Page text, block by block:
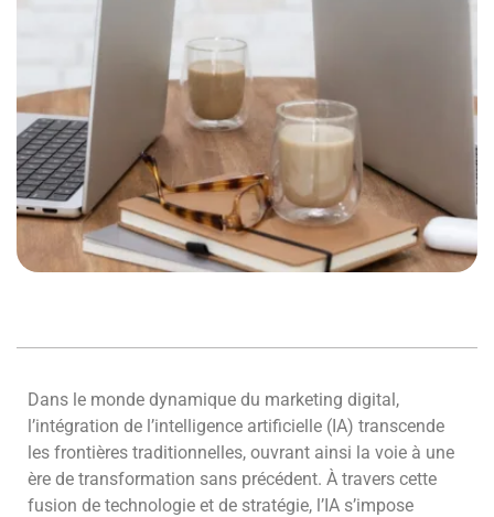
Dans le monde dynamique du marketing digital,
l’intégration de l’intelligence artificielle (IA) transcende
les frontières traditionnelles, ouvrant ainsi la voie à une
ère de transformation sans précédent. À travers cette
fusion de technologie et de stratégie, l’IA s’impose